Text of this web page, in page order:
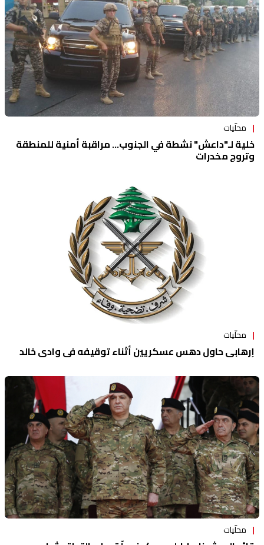
محلّيات
خلية لـ"داعش" نشطة في الجنوب... مراقبة أمنية للمنطقة
وتروج مخدرات
محلّيات
إرهابي حاول دهس عسكريين أثناء توقيفه في وادي خالد
محلّيات